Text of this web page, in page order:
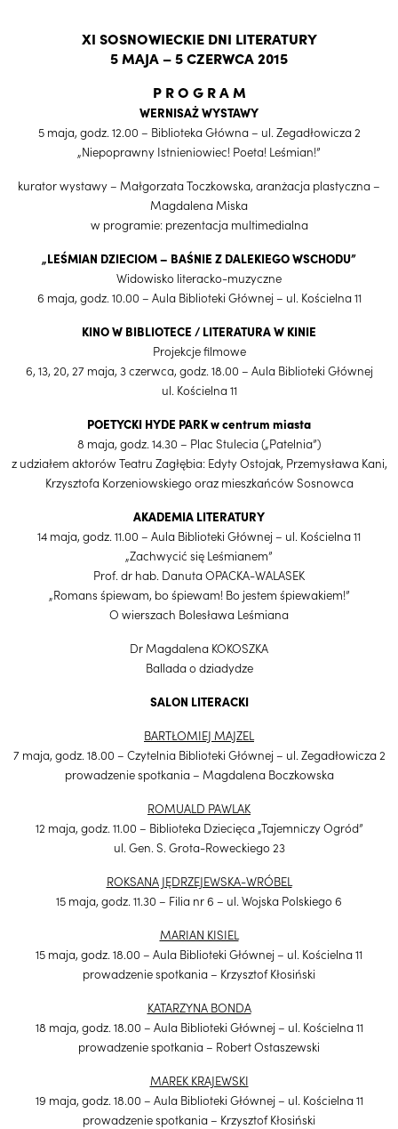
XI SOSNOWIECKIE DNI LITERATURY
5 MAJA – 5 CZERWCA 2015
P R O G R A M
WERNISAŻ WYSTAWY
5 maja, godz. 12.00 – Biblioteka Główna – ul. Zegadłowicza 2
„Niepoprawny Istnieniowiec! Poeta! Leśmian!”
kurator wystawy – Małgorzata Toczkowska, aranżacja plastyczna –
Magdalena Miska
w programie: prezentacja multimedialna
„LEŚMIAN DZIECIOM – BAŚNIE Z DALEKIEGO WSCHODU”
Widowisko literacko-muzyczne
6 maja, godz. 10.00 – Aula Biblioteki Głównej – ul. Kościelna 11
KINO W BIBLIOTECE / LITERATURA W KINIE
Projekcje filmowe
6, 13, 20, 27 maja, 3 czerwca, godz. 18.00 – Aula Biblioteki Głównej
ul. Kościelna 11
POETYCKI HYDE PARK w centrum miasta
8 maja, godz. 14.30 – Plac Stulecia („Patelnia”)
z udziałem aktorów Teatru Zagłębia: Edyty Ostojak, Przemysława Kani,
Krzysztofa Korzeniowskiego oraz mieszkańców Sosnowca
AKADEMIA LITERATURY
14 maja, godz. 11.00 – Aula Biblioteki Głównej – ul. Kościelna 11
„Zachwycić się Leśmianem”
Prof. dr hab. Danuta OPACKA-WALASEK
„Romans śpiewam, bo śpiewam! Bo jestem śpiewakiem!”
O wierszach Bolesława Leśmiana
Dr Magdalena KOKOSZKA
Ballada o dziadydze
SALON LITERACKI
BARTŁOMIEJ MAJZEL
7 maja, godz. 18.00 – Czytelnia Biblioteki Głównej – ul. Zegadłowicza 2
prowadzenie spotkania – Magdalena Boczkowska
ROMUALD PAWLAK
12 maja, godz. 11.00 – Biblioteka Dziecięca „Tajemniczy Ogród”
ul. Gen. S. Grota-Roweckiego 23
ROKSANA JĘDRZEJEWSKA-WRÓBEL
15 maja, godz. 11.30 – Filia nr 6 – ul. Wojska Polskiego 6
MARIAN KISIEL
15 maja, godz. 18.00 – Aula Biblioteki Głównej – ul. Kościelna 11
prowadzenie spotkania – Krzysztof Kłosiński
KATARZYNA BONDA
18 maja, godz. 18.00 – Aula Biblioteki Głównej – ul. Kościelna 11
prowadzenie spotkania – Robert Ostaszewski
MAREK KRAJEWSKI
19 maja, godz. 18.00 – Aula Biblioteki Głównej – ul. Kościelna 11
prowadzenie spotkania – Krzysztof Kłosiński